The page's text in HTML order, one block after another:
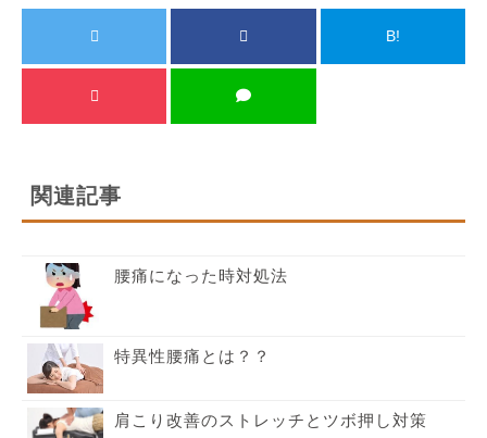
B!
関連記事
腰痛になった時対処法
特異性腰痛とは？？
肩こり改善のストレッチとツボ押し対策